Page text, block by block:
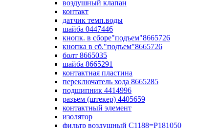
воздушный клапан
контакт
датчик темп.воды
шайба 0447446
кнопк. в сборе"подъем"8665726
кнопка в сб."подъем"8665726
болт 8665035
шайба 8665291
контактная пластина
переключатель хода 8665285
подшипник 4414996
разъем (штекер) 4405659
контактный элемент
изолятор
фильтр воздушный С1188=P181050